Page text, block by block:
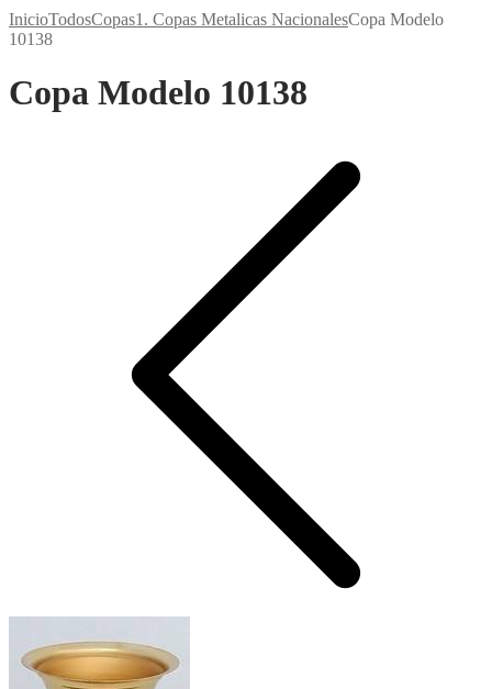
InicioTodosCopas1. Copas Metalicas NacionalesCopa Modelo
10138
Copa Modelo 10138